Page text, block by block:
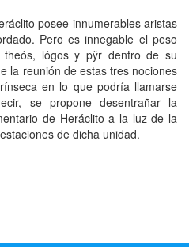
posee innumerables aristas
Pero es innegable el peso
lógos y pŷr dentro de su
la reunión de estas tres nociones
en lo que podría llamarse
se propone desentrañar la
de Heráclito a la luz de la
de dicha unidad.